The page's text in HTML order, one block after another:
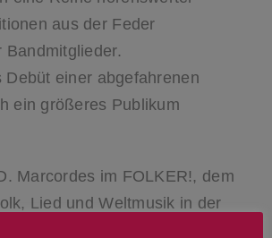
aus der Feder
Bandmitglieder.
Debüt einer abgefahrenen
ein größeres Publikum
Marcordes im FOLKER!, dem
Lied und Weltmusik in der